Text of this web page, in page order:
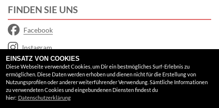
FINDEN SIE UNS
Facebook
Instagram
Google Maps
RECHTLICHES
EINSATZ VON COOKIES
Diese Webseite verwendet Cookies, um Dir ein bestmögliches Surf-Erlebnis zu
ermöglichen. Diese Daten werden erhoben und dienen nicht für die Erstellung von
Nutzungsprofilen oder anderer weiterführender Verwendung. Sämtliche Informationen
zu verwendeten Cookies und eingebundenen Diensten findest du
hier: Datenschutzerklärung